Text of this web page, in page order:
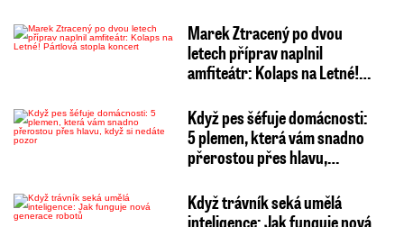
Marek Ztracený po dvou
letech příprav naplnil
amfiteátr: Kolaps na Letné!…
Když pes šéfuje domácnosti:
5 plemen, která vám snadno
přerostou přes hlavu,…
Když trávník seká umělá
inteligence: Jak funguje nová